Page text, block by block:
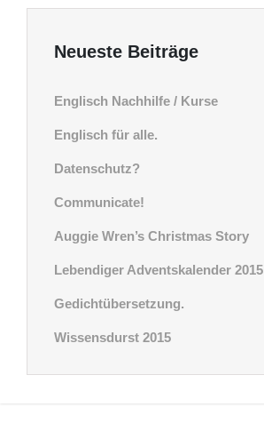
Neueste Beiträge
Englisch Nachhilfe / Kurse
Englisch für alle.
Datenschutz?
Communicate!
Auggie Wren’s Christmas Story
Lebendiger Adventskalender 2015
Gedichtübersetzung.
Wissensdurst 2015